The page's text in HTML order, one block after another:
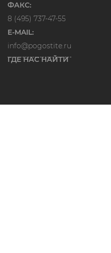
ФАКС:
8 (495) 737-47-55
E-MAIL:
info@pogostite.ru
ГДЕ НАС НАЙТИ